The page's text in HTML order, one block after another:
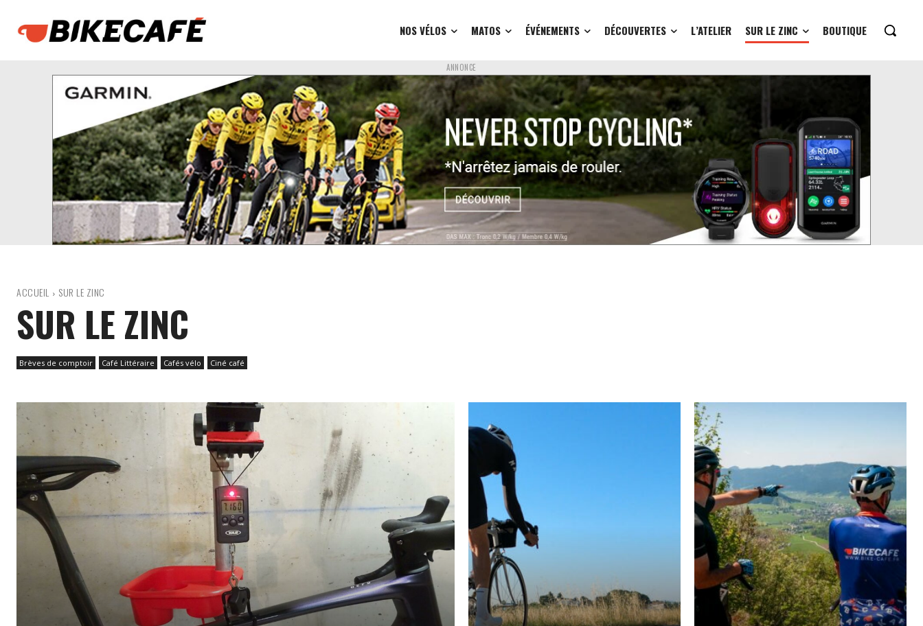
NOS VÉLOS MATOS ÉVÉNEMENTS DÉCOUVERTES L’ATELIER SUR LE ZINC BOUTIQUE
ANNONCE
ACCUEIL SUR LE ZINC
SUR LE ZINC
Brèves de comptoir Café Littéraire Cafés vélo Ciné café